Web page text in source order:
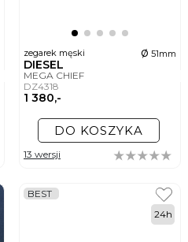
zegarek męski ø 51mm
DIESEL
MEGA CHIEF
DZ4318
1 380,-
DO KOSZYKA
13 wersji
BEST
24h